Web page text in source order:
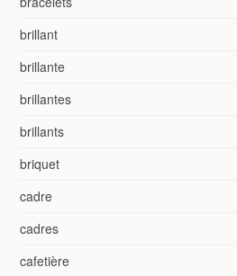
brillant
brillante
brillantes
brillants
briquet
cadre
cadres
cafetière